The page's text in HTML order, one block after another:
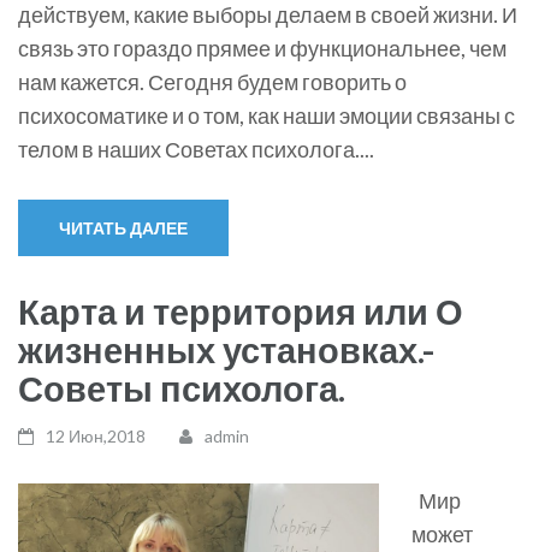
действуем, какие выборы делаем в своей жизни. И
связь это гораздо прямее и функциональнее, чем
нам кажется. Сегодня будем говорить о
психосоматике и о том, как наши эмоции связаны с
телом в наших Советах психолога....
ЧИТАТЬ ДАЛЕЕ
Карта и территория или О
жизненных установках.-
Советы психолога.
12 Июн,2018 admin
Мир
может